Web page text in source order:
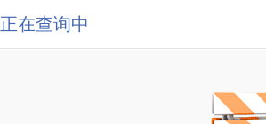
正在查询中